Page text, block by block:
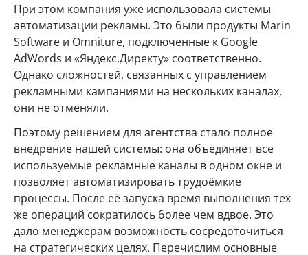
При этом компания уже использовала системы
автоматизации рекламы. Это были продукты Marin
Software и Omniture, подключенные к Google
AdWords и «Яндекс.Директу» соответственно.
Однако сложностей, связанных с управлением
рекламными кампаниями на нескольких каналах,
они не отменяли.
Поэтому решением для агентства стало полное
внедрение нашей системы: она объединяет все
используемые рекламные каналы в одном окне и
позволяет автоматизировать трудоёмкие
процессы. После её запуска время выполнения тех
же операций сократилось более чем вдвое. Это
дало менеджерам возможность сосредоточиться
на стратегических целях. Перечислим основные